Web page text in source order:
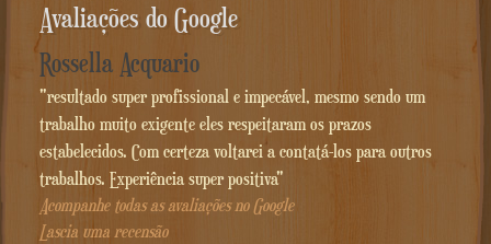
Avaliações do Google
Rossella Acquario
"resultado super profissional e impecável, mesmo sendo um
trabalho muito exigente eles respeitaram os prazos
estabelecidos. Com certeza voltarei a contatá-los para outros
trabalhos. Experiência super positiva"
Acompanhe todas as avaliações no Google
Lascia uma recensão